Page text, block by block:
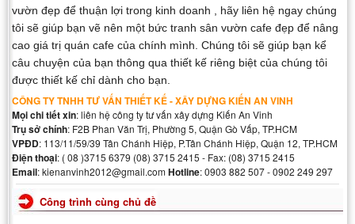
vườn đẹp để thuận lợi trong kinh doanh , hãy liên hệ ngay chúng
tôi sẽ giúp bạn vẽ nên một bức tranh sân vườn cafe đẹp để nâng
cao giá trị quán cafe của chính mình. Chúng tôi sẽ giúp bạn kể
câu chuyện của bạn thông qua thiết kế riêng biệt của chúng tôi
được thiết kế chỉ dành cho bạn.
CÔNG TY TNHH TƯ VẤN THIẾT KẾ - XÂY DỰNG KIẾN AN VINH
Mọi chi tiết xin: liên hệ công ty tư vấn xây dựng Kiến An Vinh
Trụ sở chính: F2B Phan Văn Trị, Phường 5, Quận Gò Vấp, TP.HCM
VPĐD: 113/11/59/39 Tân Chánh Hiệp, P.Tân Chánh Hiệp, Quận 12, TP.HCM
Điện thoại: ( 08 )3715 6379 (08) 3715 2415 - Fax: (08) 3715 2415
Email: kienanvinh2012@gmail.comHotline: 0903 882 507 - 0902 249 297
Công trình cùng chủ đề